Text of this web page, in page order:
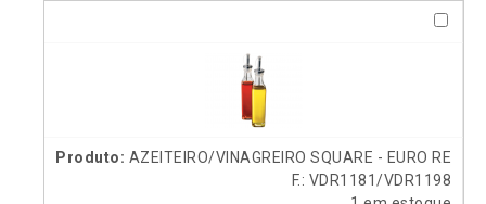
AZEITEIRO/VINAGREIRO SQUARE - EURO RE
F.: VDR1181/VDR1198